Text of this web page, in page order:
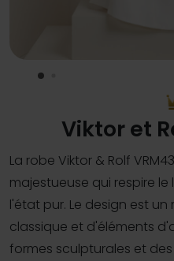
Viktor et
La robe Viktor & Rolf
majestueuse qui respire
l'état pur. Le design est
classique et d'éléments
formes sculpturales et